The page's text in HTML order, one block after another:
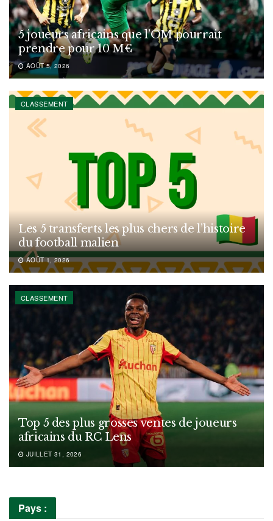
5 joueurs africains que l’OM pourrait
prendre pour 10 M€
AOÛT 5, 2026
CLASSEMENT
Les 5 transferts les plus chers de l’histoire
du football malien
AOÛT 1, 2026
CLASSEMENT
Top 5 des plus grosses ventes de joueurs
africains du RC Lens
JUILLET 31, 2026
Pays :